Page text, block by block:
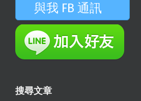
與我 FB 通訊
搜尋文章